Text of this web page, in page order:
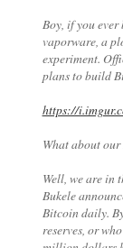
Boy, if you
vaporware, a
experiment.
plans to build
https://
What about
Well, we are in
Bukele
Bitcoin daily.
reserves, or